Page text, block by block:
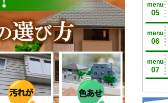
menu
05
menu
06
menu
07